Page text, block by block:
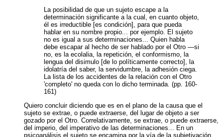
La posibilidad de que un sujeto escape a la
determinación significante a la cual, en cuanto objeto,
él es irreductible [es condición], para que pueda
hablar en su nombre propio... por ejemplo. El sujeto
no es igual a sus determinaciones... Quien habla
debe escapar al hecho de ser hablado por el Otro —si
no, es la ecolalia, la repetición, el conformismo, la
lengua del disimulo [de lo políticamente correcto], la
idolatría del saber, la servidumbre, la adhesión ciega.
La lista de los accidentes de la relación con el Otro
'completo' no queda con lo dicho terminada. (pp. 160-
161)
Quiero concluir diciendo que es en el plano de la causa que el
sujeto se extrae, o puede extraerse, del lugar de objeto a ser
gozado por el Otro. Correlativamente, se extrae, o puede extraerse,
del imperio, del imperativo de las determinaciones... En un
psicoanálisis el sujeto se encamina por la vía de la subjetivación